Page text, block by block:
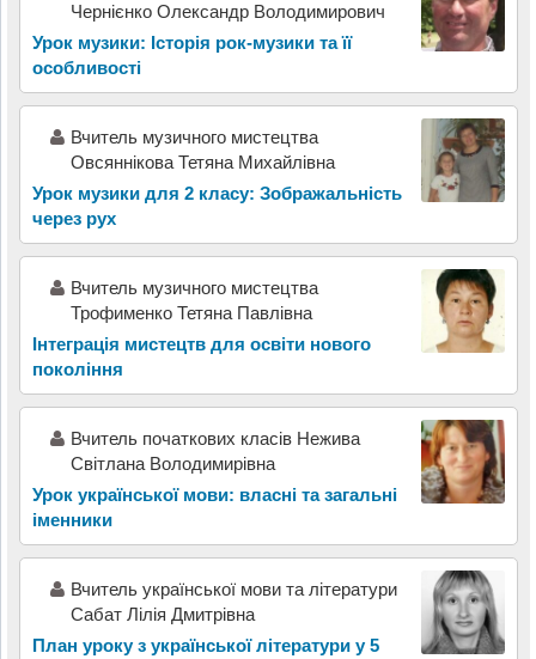
Чернієнко Олександр Володимирович
Урок музики: Історія рок-музики та її
особливості
Вчитель музичного мистецтва
Овсяннікова Тетяна Михайлівна
Урок музики для 2 класу: Зображальність
через рух
Вчитель музичного мистецтва
Трофименко Тетяна Павлівна
Інтеграція мистецтв для освіти нового
покоління
Вчитель початкових класів Нежива
Світлана Володимирівна
Урок української мови: власні та загальні
іменники
Вчитель української мови та літератури
Сабат Лілія Дмитрівна
План уроку з української літератури у 5